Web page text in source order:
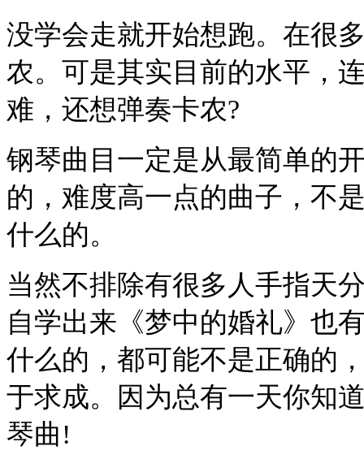
没学会走就开始想跑。在很
农。可是其实目前的水平，
难，还想弹奏卡农?
钢琴曲目一定是从最简单的
的，难度高一点的曲子，不
什么的。
当然不排除有很多人手指天
自学出来《梦中的婚礼》也
什么的，都可能不是正确的
于求成。因为总有一天你知
琴曲!